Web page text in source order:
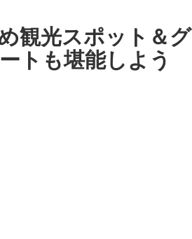
観光スポット＆グ
トも堪能しよう